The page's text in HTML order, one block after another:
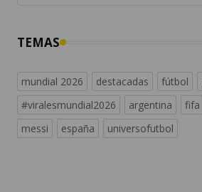
TEMAS
mundial 2026 destacadas fútbol
#viralesmundial2026
argentina fifa
messi
españa universofutbol